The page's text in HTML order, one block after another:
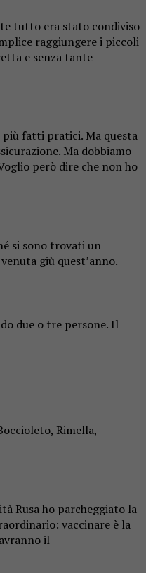
tutto era stato condiviso
raggiungere i piccoli
e senza tante
più fatti pratici. Ma questa
Ma dobbiamo
però dire che non ho
si sono trovati un
giù quest’anno.
due o tre persone. Il
Rimella,
Rusa ho parcheggiato la
vaccinare è la
il